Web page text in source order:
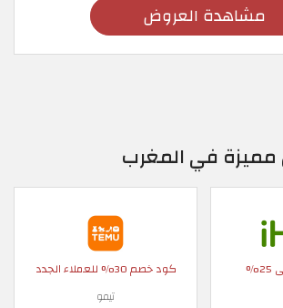
مشاهدة العروض
مميزة في المغرب
كود خصم 30% للعملاء الجدد
تيمو